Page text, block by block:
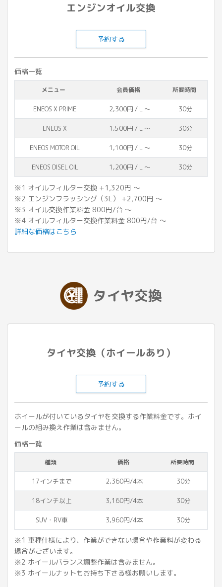
エンジンオイル交換
予約する
価格一覧
メニュー 会員価格 所要時間
ENEOS X PRIME 2,300円 / L 〜 30分
ENEOS X 1,500円 / L 〜 30分
ENEOS MOTOR OIL 1,100円 / L 〜 30分
ENEOS DISEL OIL 1,200円 / L 〜 30分
※1 オイルフィルター交換 +1,320円 〜
※2 エンジンフラッシング（3L） +2,700円 〜
※3 オイル交換作業料金 800円/台 ～
※4 オイルフィルター交換作業料金 800円/台 ～
詳細な価格はこちら
タイヤ交換
タイヤ交換（ホイールあり）
予約する
ホイールが付いているタイヤを交換する作業料金です。ホイ
ールの組み換え作業は含みません。
価格一覧
種類 価格 所要時間
17インチまで 2,360円/4本 30分
18インチ以上 3,160円/4本 30分
SUV・RV車 3,960円/4本 30分
※1 車種仕様により、作業ができない場合や作業料が変わる
場合がございます。
※2 ホイールバランス調整作業は含みません。
※3 ホイールナットもお持ち下さる様お願いします。